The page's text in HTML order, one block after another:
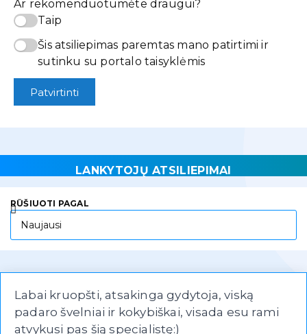
Ar rekomenduotumėte draugui?
Taip
Šis atsiliepimas paremtas mano patirtimi ir
sutinku su portalo taisyklėmis
Patvirtinti
LANKYTOJŲ ATSILIEPIMAI
RŪŠIUOTI PAGAL
Labai kruopšti, atsakinga gydytoja, viską
padaro švelniai ir kokybiškai, visada esu rami
atvykusi pas šią specialistę:)